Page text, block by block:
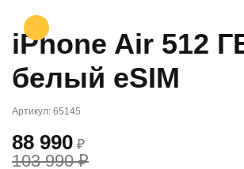
iPhone Air 512
белый eSIM
Артикул: 65145
88 990 ₽
103 990 ₽